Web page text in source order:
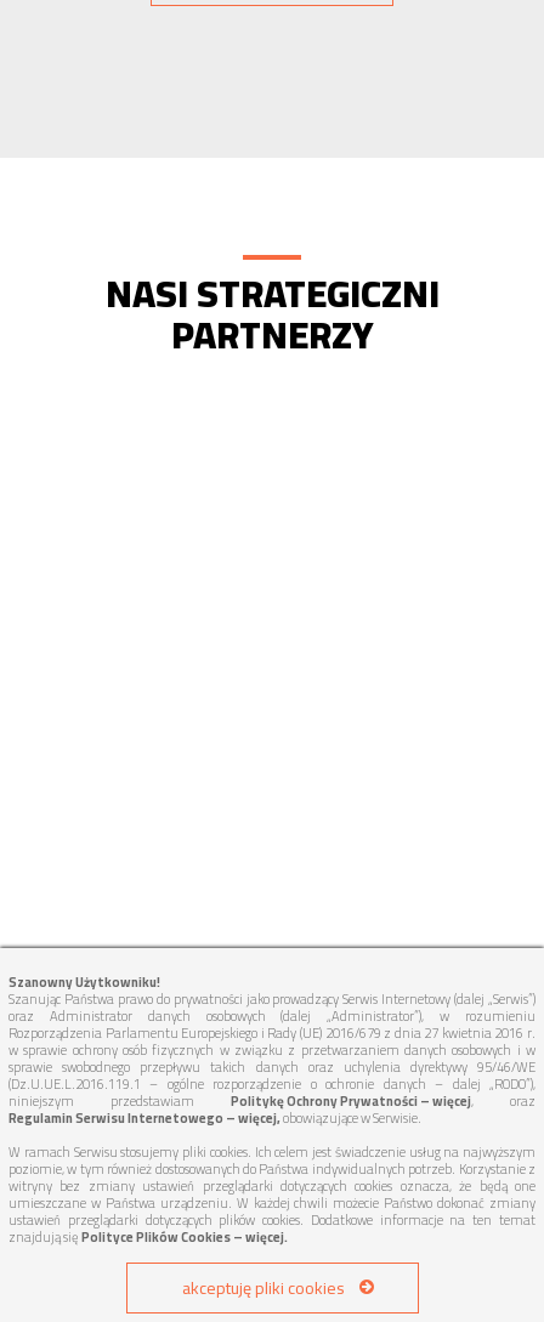
NASI STRATEGICZNI
PARTNERZY
Szanowny Użytkowniku!
Szanując Państwa prawo do prywatności jako prowadzący Serwis Internetowy (dalej „Serwis”)
oraz Administrator danych osobowych (dalej „Administrator”), w rozumieniu
Rozporządzenia Parlamentu Europejskiego i Rady (UE) 2016/679 z dnia 27 kwietnia 2016 r.
w sprawie ochrony osób fizycznych w związku z przetwarzaniem danych osobowych i w
sprawie swobodnego przepływu takich danych oraz uchylenia dyrektywy 95/46/WE
(Dz.U.UE.L.2016.119.1 – ogólne rozporządzenie o ochronie danych – dalej „RODO”),
niniejszym przedstawiam Politykę Ochrony Prywatności – więcej, oraz
Regulamin Serwisu Internetowego – więcej,obowiązujące w Serwisie.
W ramach Serwisu stosujemy pliki cookies. Ich celem jest świadczenie usług na najwyższym
poziomie, w tym również dostosowanych do Państwa indywidualnych potrzeb. Korzystanie z
witryny bez zmiany ustawień przeglądarki dotyczących cookies oznacza, że będą one
umieszczane w Państwa urządzeniu. W każdej chwili możecie Państwo dokonać zmiany
ustawień przeglądarki dotyczących plików cookies. Dodatkowe informacje na ten temat
znajdują sięPolityce Plików Cookies – więcej.
akceptuję pliki cookies